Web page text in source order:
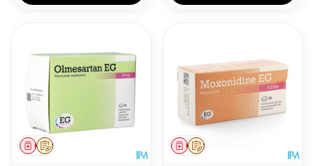
Sur prescription
Médicament Sur prescription
Médicament